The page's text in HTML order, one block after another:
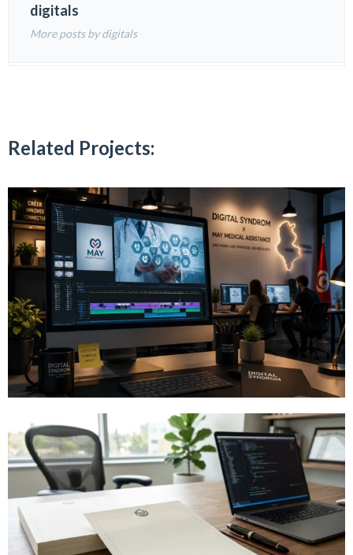
digitals
More posts by digitals
Related Projects: